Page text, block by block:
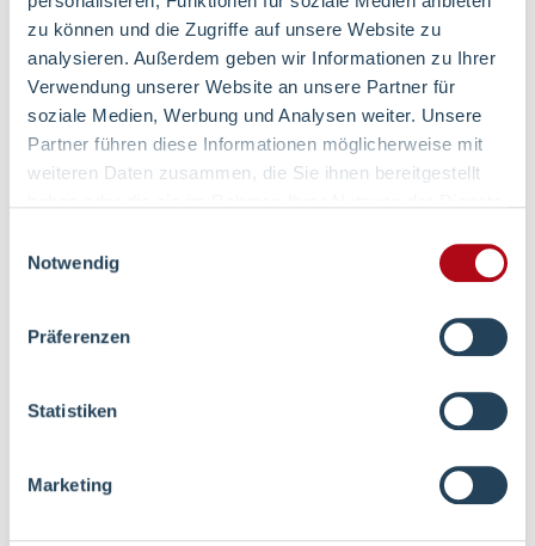
zu können und die Zugriffe auf unsere Website zu
analysieren. Außerdem geben wir Informationen zu Ihrer
Verwendung unserer Website an unsere Partner für
soziale Medien, Werbung und Analysen weiter. Unsere
Partner führen diese Informationen möglicherweise mit
weiteren Daten zusammen, die Sie ihnen bereitgestellt
Notwendig
Präferenzen
Statistiken
Marketing
Unser Leitbild